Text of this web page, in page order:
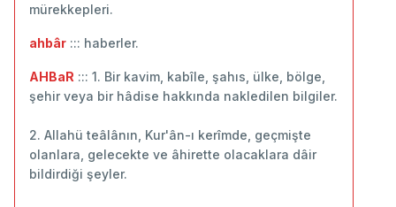
mürekkepleri.
ahbâr ::: haberler.
AHBaR ::: 1. Bir kavim, kabîle, şahıs, ülke, bölge,
şehir veya bir hâdise hakkında nakledilen bilgiler.
2. Allahü teâlânın, Kur'ân-ı kerîmde, geçmişte
olanlara, gelecekte ve âhirette olacaklara dâir
bildirdiği şeyler.